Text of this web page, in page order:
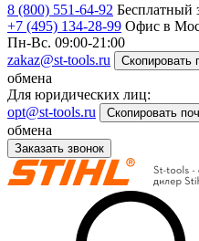
8 (800) 551-64-92 Бесплатный
+7 (495) 134-28-99 Офис в
Пн-Вс. 09:00-21:00
zakaz@st-tools.ru
Скопировать
обмена
Для юридических лиц:
opt@st-tools.ru
Скопировать
обмена
Заказать звонок